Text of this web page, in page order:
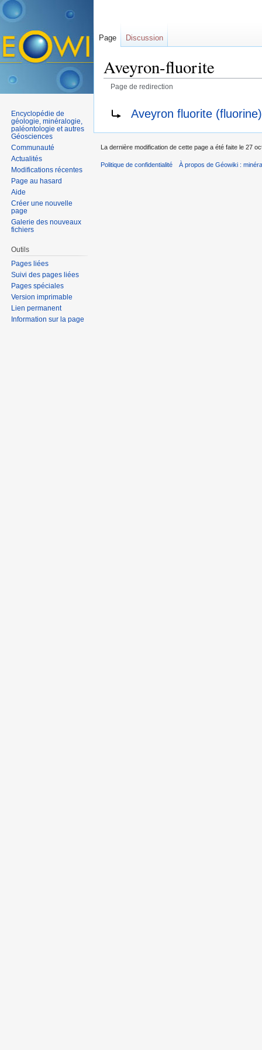
Aveyron-fluorite
Page de redirection
Aveyron fluorite (fluorine)
Page Discussion
Encyclopédie de
géologie, minéralogie,
paléontologie et autres
Géosciences
Communauté
Actualités
Modifications récentes
Page au hasard
Aide
Créer une nouvelle
page
Galerie des nouveaux
fichiers
Outils
Pages liées
Suivi des pages liées
Pages spéciales
Version imprimable
Lien permanent
Information sur la page
La dernière modification de cette page a été faite le 27
Politique de confidentialité À propos de Géowiki :